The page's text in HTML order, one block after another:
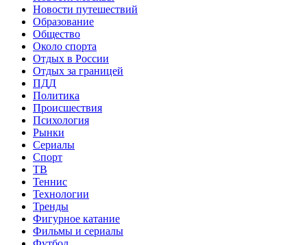
Новости путешествий
Образование
Общество
Около спорта
Отдых в России
Отдых за границей
ПДД
Политика
Происшествия
Психология
Рынки
Сериалы
Спорт
ТВ
Теннис
Технологии
Тренды
Фигурное катание
Фильмы и сериалы